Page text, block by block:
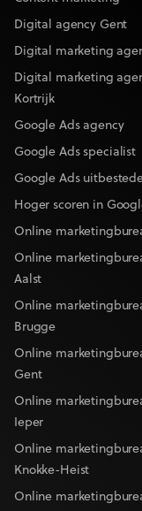
Digital agency Gent
Digital marketing
Digital marketing
Kortrijk
Google Ads agency
Google Ads specialist
Google Ads
Hoger scoren in
Online
Online
Aalst
Online
Brugge
Online
Gent
Online
Ieper
Online
Knokke-Heist
Online